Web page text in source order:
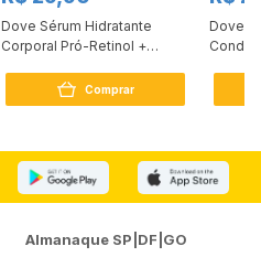
Dove Sérum Hidratante
Corporal Pró-Retinol +
Comprar
Dove
Almanaque SP|DF|GO